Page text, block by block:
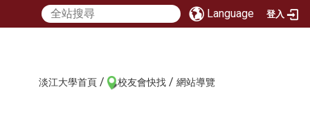
Language 登入
淡江大學首頁 / 校友會快找 / 網站導覽